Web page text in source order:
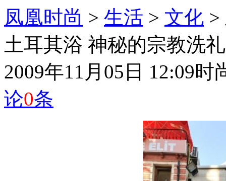
凤凰时尚 > 生活 > 文化 >
土耳其浴 神秘的宗教洗礼
2009年11月05日 12:09时
论0条